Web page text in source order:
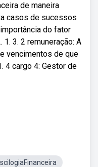
de maneira
casos de sucessos
do fator
3. 2 remuneração: A
vencimentos de que
4 cargo 4: Gestor de